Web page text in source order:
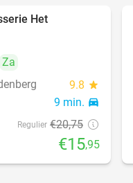
Het
Za
9.8 star
9 min. directions_car
Regulier €20,75
€15,95